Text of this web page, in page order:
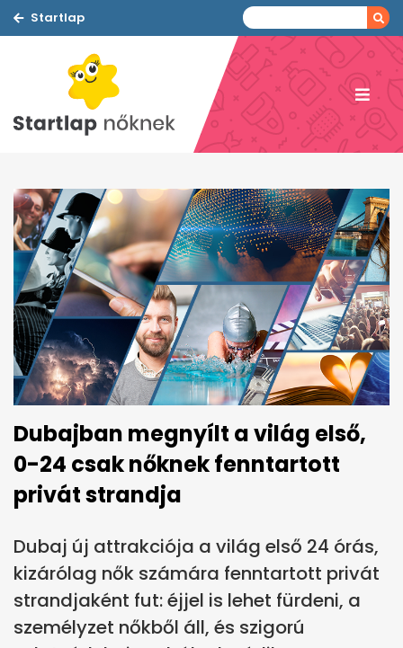
Startlap
Dubajban megnyílt a világ első,
0-24 csak nőknek fenntartott
privát strandja
Dubaj új attrakciója a világ első 24 órás,
kizárólag nők számára fenntartott privát
strandjaként fut: éjjel is lehet fürdeni, a
személyzet nőkből áll, és szigorú